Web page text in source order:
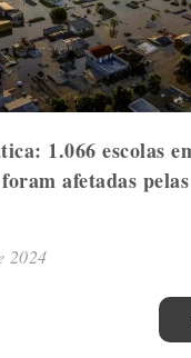
1.066 escolas
afetadas
2024